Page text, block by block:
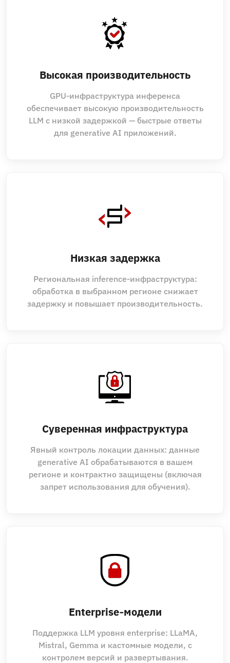
Высокая производительность
GPU‑инфраструктура инференса
обеспечивает высокую производительность
LLM с низкой задержкой — быстрые ответы
для generative AI приложений.
Низкая задержка
Региональная inference‑инфраструктура:
обработка в выбранном регионе снижает
задержку и повышает производительность.
Суверенная инфраструктура
Явный контроль локации данных: данные
generative AI обрабатываются в вашем
регионе и контрактно защищены (включая
запрет использования для обучения).
Enterprise‑модели
Поддержка LLM уровня enterprise: LLaMA,
Mistral, Gemma и кастомные модели, с
контролем версий и развертывания.